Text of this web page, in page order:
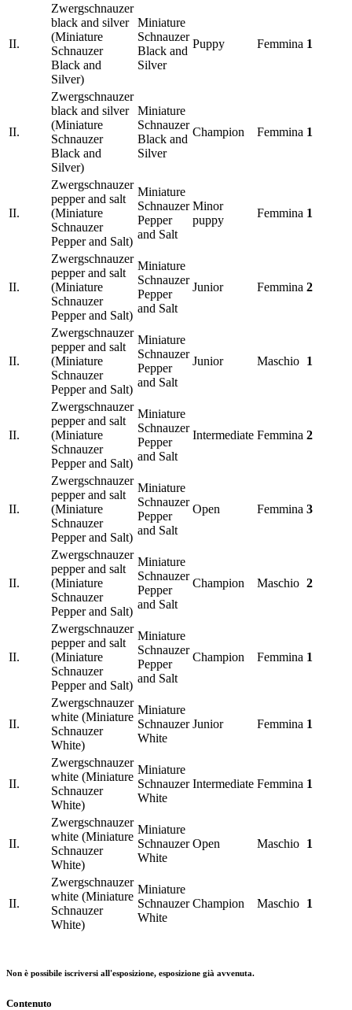
II.
Zwergschnauzer
black and silver
(Miniature
Schnauzer
Black and
Silver)
Miniature
Schnauzer
Black and
Silver
Puppy Femmina 1
II.
Zwergschnauzer
black and silver
(Miniature
Schnauzer
Black and
Silver)
Miniature
Schnauzer
Black and
Silver
Champion Femmina 1
II.
Zwergschnauzer
pepper and salt
(Miniature
Schnauzer
Pepper and Salt)
Miniature
Schnauzer
Pepper
and Salt
Minor
puppy
Femmina 1
II.
Zwergschnauzer
pepper and salt
(Miniature
Schnauzer
Pepper and Salt)
Miniature
Schnauzer
Pepper
and Salt
Junior Femmina 2
II.
Zwergschnauzer
pepper and salt
(Miniature
Schnauzer
Pepper and Salt)
Miniature
Schnauzer
Pepper
and Salt
Junior Maschio 1
II.
Zwergschnauzer
pepper and salt
(Miniature
Schnauzer
Pepper and Salt)
Miniature
Schnauzer
Pepper
and Salt
Intermediate Femmina 2
II.
Zwergschnauzer
pepper and salt
(Miniature
Schnauzer
Pepper and Salt)
Miniature
Schnauzer
Pepper
and Salt
Open Femmina 3
II.
Zwergschnauzer
pepper and salt
(Miniature
Schnauzer
Pepper and Salt)
Miniature
Schnauzer
Pepper
and Salt
Champion Maschio 2
II.
Zwergschnauzer
pepper and salt
(Miniature
Schnauzer
Pepper and Salt)
Miniature
Schnauzer
Pepper
and Salt
Champion Femmina 1
II.
Zwergschnauzer
white (Miniature
Schnauzer
White)
Miniature
Schnauzer
White
Junior Femmina 1
II.
Zwergschnauzer
white (Miniature
Schnauzer
White)
Miniature
Schnauzer
White
Intermediate Femmina 1
II.
Zwergschnauzer
white (Miniature
Schnauzer
White)
Miniature
Schnauzer
White
Open Maschio 1
II.
Zwergschnauzer
white (Miniature
Schnauzer
White)
Miniature
Schnauzer
White
Champion Maschio 1
Non è possibile iscriversi all'esposizione, esposizione già avvenuta.
Contenuto